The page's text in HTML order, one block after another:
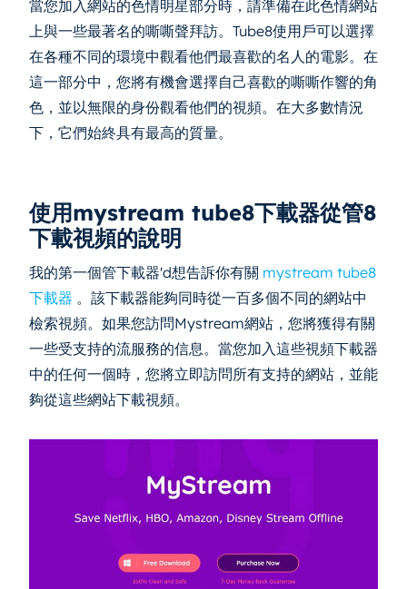
當您加入網站的色情明星部分時，請準備在此色情網站
上與一些最著名的嘶嘶聲拜訪。Tube8使用戶可以選擇
在各種不同的環境中觀看他們最喜歡的名人的電影。在
這一部分中，您將有機會選擇自己喜歡的嘶嘶作響的角
色，並以無限的身份觀看他們的視頻。在大多數情況
下，它們始終具有最高的質量。
使用mystream tube8下載器從管8
下載視頻的說明
我的第一個管下載器'd想告訴你有關 mystream tube8
下載器 。該下載器能夠同時從一百多個不同的網站中
檢索視頻。如果您訪問Mystream網站，您將獲得有關
一些受支持的流服務的信息。當您加入這些視頻下載器
中的任何一個時，您將立即訪問所有支持的網站，並能
夠從這些網站下載視頻。